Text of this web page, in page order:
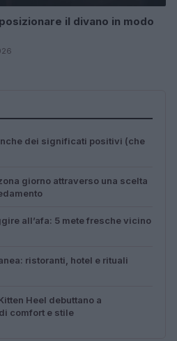
il divano in modo
dei significati positivi (che
giorno attraverso una scelta
all’afa: 5 mete fresche vicino
ristoranti, hotel e rituali
Heel debuttano a
comfort e stile